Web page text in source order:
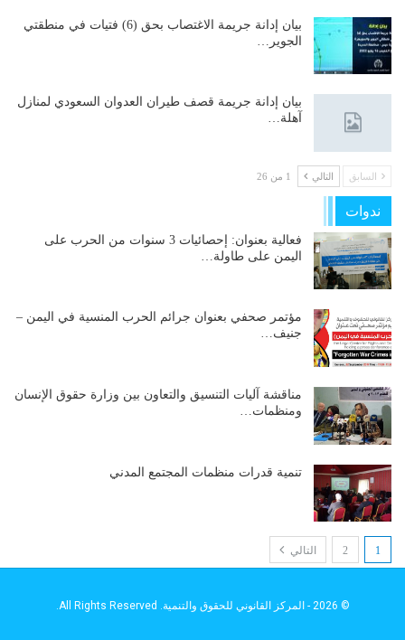
بيان إدانة جريمة الاغتصاب بحق (6) فتيات في منطقتي
الجوير…
بيان إدانة جريمة قصف طيران العدوان السعودي لمنازل
آهلة…
السابق التالي 1 من 26
ندوات
فعالية بعنوان: إحصائيات 3 سنوات من الحرب على
اليمن على طاولة…
مؤتمر صحفي بعنوان جرائم الحرب المنسية في اليمن –
جنيف…
مناقشة آليات التنسيق والتعاون بين وزارة حقوق الإنسان
ومنظمات…
تنمية قدرات منظمات المجتمع المدني
1
2 التالي
© 2026 - المركز القانوني للحقوق والتنمية. All Rights Reserved.